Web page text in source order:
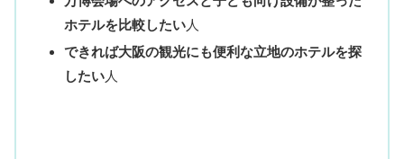
ホテルを比較したい人
できれば大阪の観光にも便利な立地のホテルを探
したい人